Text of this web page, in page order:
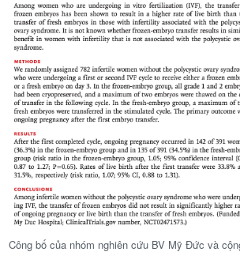
Du lịch
Tư vấn
check-in
Podcast
Câu
Cửa sổ
Công bố của nhóm nghiên cứu BV Mỹ Đức và